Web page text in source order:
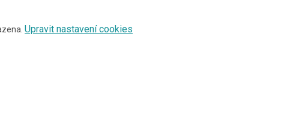
Upravit nastavení cookies